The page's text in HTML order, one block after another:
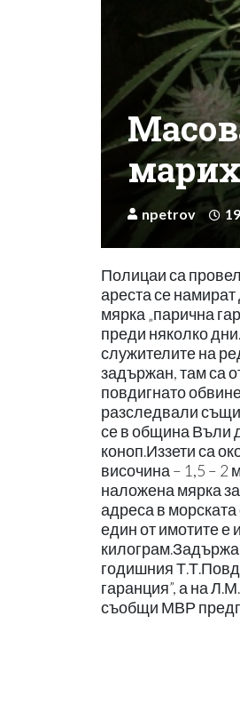
npetrov
Полицаи са
ареста се
мярка „парична
преди няколко
служителите на
задържан, там са
повдигнато
разследвали
се в община Въли
коноп.Иззети са
височина – 1,5 – 2
наложена мярка
адреса в морската
един от имотите е
годишния
гаранция”, а на
съобщи МВР